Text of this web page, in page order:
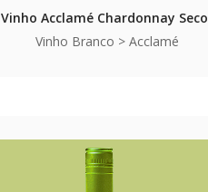
Vinho Acclamé Chardonnay Seco
Vinho Branco > Acclamé